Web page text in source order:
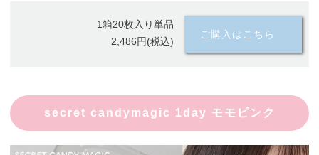
1箱20枚入り単品
2,486円(税込)
ご購入はこちら
secret candymagic 1day モモピンク